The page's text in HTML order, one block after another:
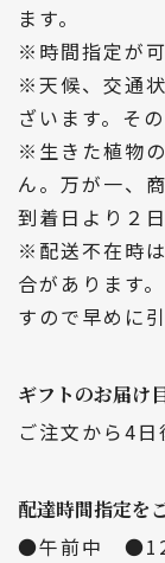
ます。
※時間指定が
※天候、交通
ざいます。そ
※生きた植物
ん。万が一、
到着日より２
※配送不在時
合があります
すので早めに
ギフトのお届け
ご注文から4日
配達時間指定を
●午前中